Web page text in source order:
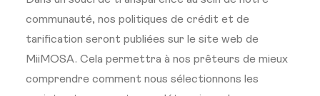
communauté, nos politiques de crédit et de
tarification seront publiées sur le site web de
MiiMOSA. Cela permettra à nos prêteurs de mieux
comprendre comment nous sélectionnons les